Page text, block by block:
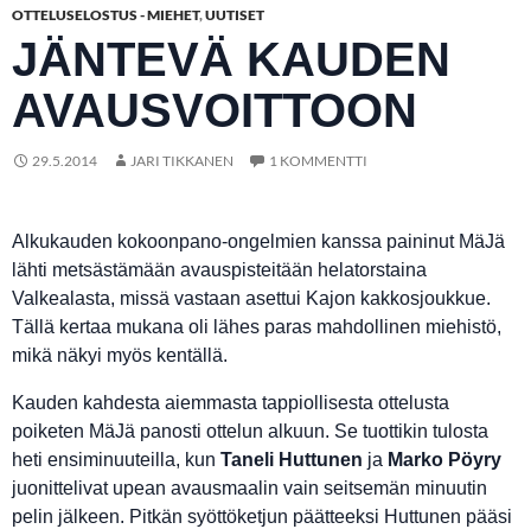
OTTELUSELOSTUS - MIEHET,UUTISET
JÄNTEVÄ KAUDEN
AVAUSVOITTOON
29.5.2014 JARI TIKKANEN 1 KOMMENTTI
Alkukauden kokoonpano-ongelmien kanssa paininut MäJä
lähti metsästämään avauspisteitään helatorstaina
Valkealasta, missä vastaan asettui Kajon kakkosjoukkue.
Tällä kertaa mukana oli lähes paras mahdollinen miehistö,
mikä näkyi myös kentällä.
Kauden kahdesta aiemmasta tappiollisesta ottelusta
poiketen MäJä panosti ottelun alkuun. Se tuottikin tulosta
heti ensiminuuteilla, kun Taneli Huttunen ja Marko Pöyry
juonittelivat upean avausmaalin vain seitsemän minuutin
pelin jälkeen. Pitkän syöttöketjun päätteeksi Huttunen pääsi